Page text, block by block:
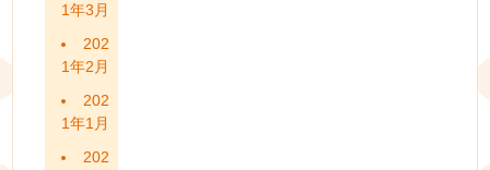
1年3月
202
1年2月
202
1年1月
202